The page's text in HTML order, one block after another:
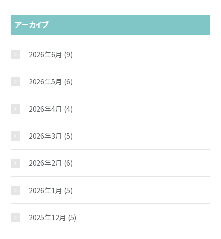
アーカイブ
2026年6月 (9)
2026年5月 (6)
2026年4月 (4)
2026年3月 (5)
2026年2月 (6)
2026年1月 (5)
2025年12月 (5)